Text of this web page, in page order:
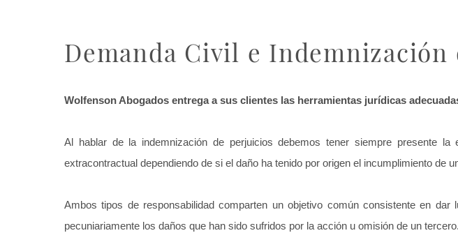
Demanda Civil e Indemnización
Wolfenson Abogados entrega a sus clientes las herramientas jurídicas
Al hablar de la indemnización de perjuicios debemos tener siempre presente
extracontractual dependiendo de si el daño ha tenido por origen el incumplimiento de
Ambos tipos de responsabilidad comparten un objetivo común consistente en
pecuniariamente los daños que han sido sufridos por la acción u omisión de un tercero.